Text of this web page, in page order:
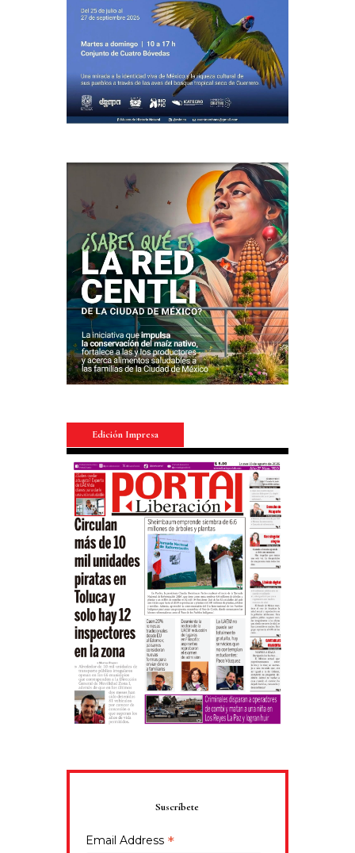
Edición Impresa
Suscríbete
Email Address *